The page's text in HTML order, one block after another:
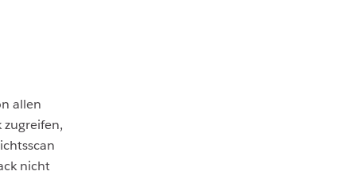
allen
zugreifen,
nicht